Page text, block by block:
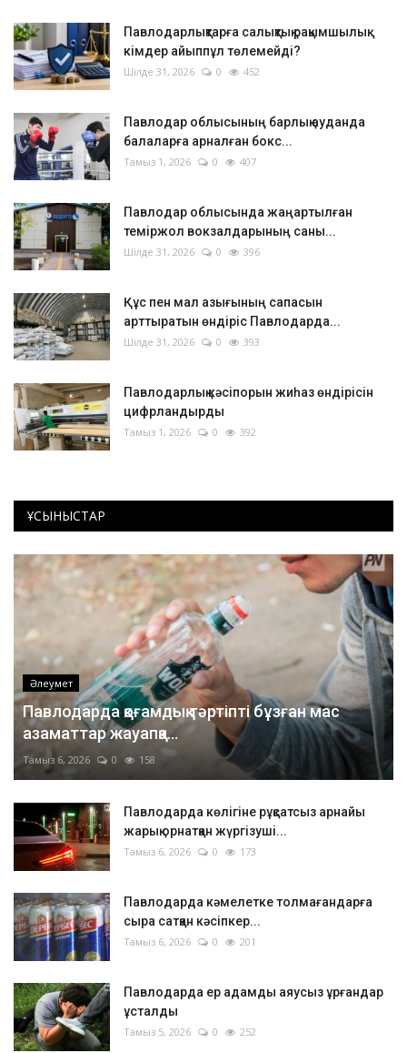
Павлодарлықтарға салықтық рақымшылық:
кімдер айыппұл төлемейді?
Шілде 31, 2026 0 452
Павлодар облысының барлық ауданда
балаларға арналған бокс...
Тамыз 1, 2026 0 407
Павлодар облысында жаңартылған
теміржол вокзалдарының саны...
Шілде 31, 2026 0 396
Құс пен мал азығының сапасын
арттыратын өндіріс Павлодарда...
Шілде 31, 2026 0 393
Павлодарлық кәсіпорын жиһаз өндірісін
цифрландырды
Тамыз 1, 2026 0 392
ҰСЫНЫСТАР
Әлеумет
Павлодарда қоғамдық тәртіпті бұзған мас
азаматтар жауапқа...
Тамыз 6, 2026 0 158
Павлодарда көлігіне рұқсатсыз арнайы
жарық орнатқан жүргізуші...
Тамыз 6, 2026 0 173
Павлодарда кәмелетке толмағандарға
сыра сатқан кәсіпкер...
Тамыз 6, 2026 0 201
Павлодарда ер адамды аяусыз ұрғандар
ұсталды
Тамыз 5, 2026 0 252